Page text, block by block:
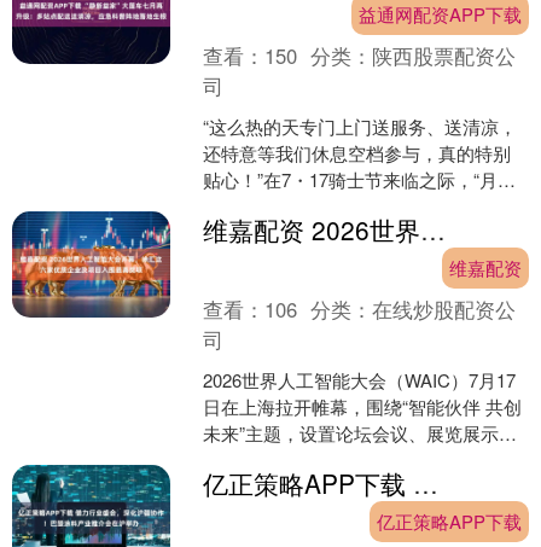
益通网配资APP下载
查看： 150 分类： 陕西股票配资公
司
“这么热的天专门上门送服务、送清凉，
还特意等我们休息空档参与，真的特别
贴心！”在7・17骑士节来临之际，“月月
场）温暖启幕。....
维嘉配资 2026世界人工智能大会开幕，徐汇这六家优质企业及项目入围最高奖项
维嘉配资
查看： 106 分类：在线炒股配资公
司
2026世界人工智能大会（WAIC）7月17
日在上海拉开帷幕，围绕“智能伙伴 共创
未来”主题，设置论坛会议、展览展示、
引智等六....
亿正策略APP下载 借力行业盛会，深化沪疆协作！巴楚涂料产业推介会在沪举办
亿正策略APP下载